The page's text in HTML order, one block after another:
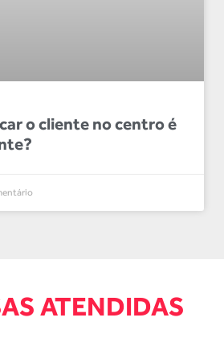
o cliente no centro é
ATENDIDAS